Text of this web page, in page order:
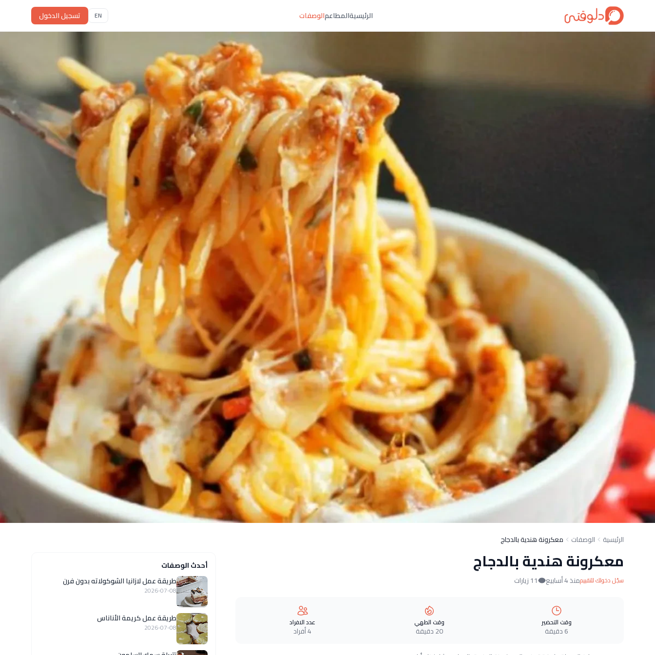
الرئيسيةالمطاعمالوصفات EN تسجيل الدخول
الرئيسية الوصفات معكرونة هندية بالدجاج
معكرونة هندية بالدجاج
سجّل دخولك للتقييممنذ 4 أسابيع 11 زيارات
وقت التحضير
6 دقيقة
وقت الطهي
20 دقيقة
عدد الافراد
4 أفراد
أحدث الوصفات
طريقة عمل لازانيا الشوكولاته بدون فرن
2026-07-08
طريقة عمل كريمة الأناناس
2026-07-08